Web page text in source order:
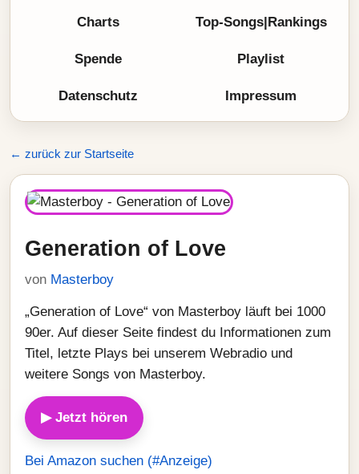
Charts Top-Songs|Rankings
Spende Playlist
Datenschutz Impressum
← zurück zur Startseite
Generation of Love
von Masterboy
„Generation of Love“ von Masterboy läuft bei 1000
90er. Auf dieser Seite findest du Informationen zum
Titel, letzte Plays bei unserem Webradio und
weitere Songs von Masterboy.
▶ Jetzt hören
Bei Amazon suchen (#Anzeige)